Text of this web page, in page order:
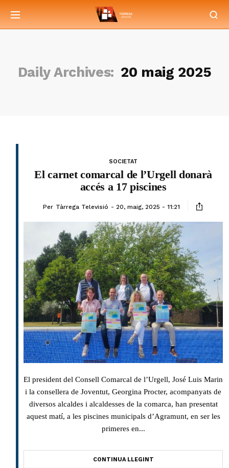
Daily Archives: 20 maig 2025
SOCIETAT
El carnet comarcal de l’Urgell donarà
accés a 17 piscines
Per Tàrrega Televisió 20, maig, 2025 - 11:21
El president del Consell Comarcal de l’Urgell, José Luis Marin
i la consellera de Joventut, Georgina Procter, acompanyats de
diversos alcaldes i alcaldesses de la comarca, han presentat
aquest matí, a les piscines municipals d’Agramunt, en ser les
primeres en...
CONTINUA LLEGINT